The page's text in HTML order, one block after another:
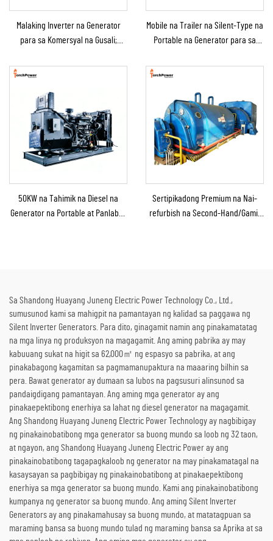
Malaking Inverter na Generator
para sa Komersyal na Gusali;
Generator para sa Benta
Mobile na Trailer na Silent-Type na
Portable na Generator para sa
50KW na Tahimik na Diesel na
Generator na Portable at Panlabas
Sertipikadong Premium na Nai-
refurbish na Second-Hand/Gamit
Sa Shandong Huayang Juneng Electric Power Technology Co., Ltd.,
sumusunod kami sa mahigpit na pamantayan ng kalidad sa paggawa ng
Silent Inverter Generators. Para dito, ginagamit namin ang pinakamatatag
na mga linya ng produksyon na magagamit. Ang aming pabrika ay may
kabuuang sukat na higit sa 62,000㎡ ng espasyo sa pabrika, at ang
pinakabagong kagamitan sa pagmamanupaktura na maaaring bilhin sa
pera. Bawat generator ay dumaan sa lubos na pagsusuri alinsunod sa
pandaigdigang pamantayan. Ang aming mga generator ay ang
pinakaepektibong enerhiya sa lahat ng diesel generator na magagamit.
Ang Shandong Huayang Juneng Electric Power Technology ay nagbibigay
ng pinakainobatibong mga generator sa buong mundo sa loob ng 32 taon,
at ngayon, ang Shandong Huayang Juneng Electric Power ay ang
pinakainobatibong tagapagkaloob ng generator na may pinakamatagal na
kasaysayan sa pagbibigay ng pinakainobatibong at pinakaepektibong
enerhiya sa mga generator sa buong mundo. Kami ang pinakainobatibong
kumpanya ng generator sa buong mundo. Ang aming Silent Inverter
Generators ay ang pinakamahusay sa buong mundo, at matatagpuan sa
maraming bansa sa buong mundo tulad ng maraming bansa sa Aprika at sa